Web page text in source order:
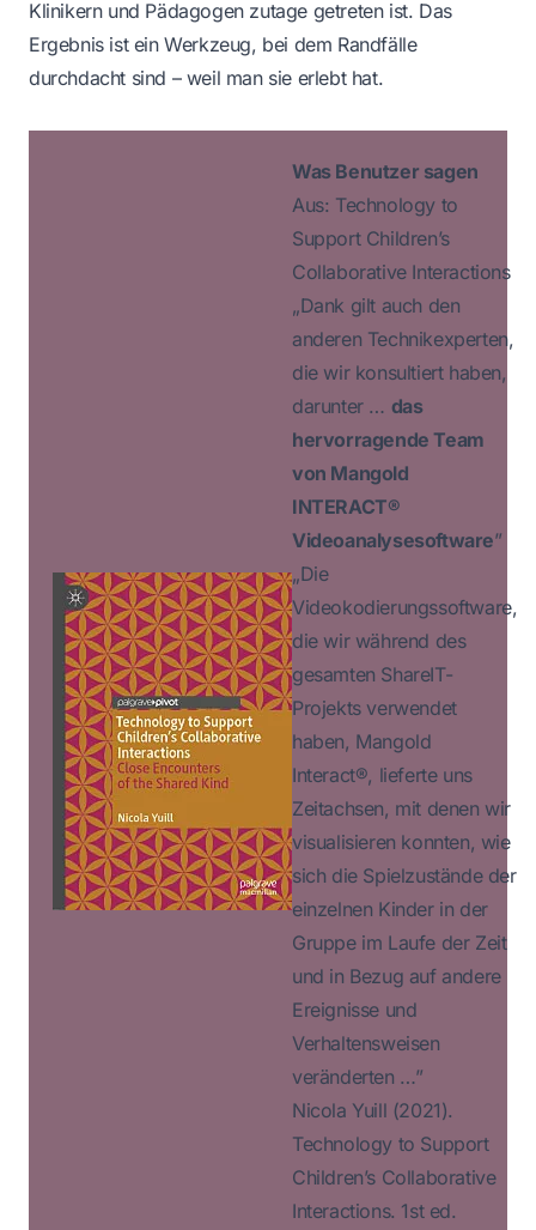
Klinikern und Pädagogen zutage getreten ist. Das
Ergebnis ist ein Werkzeug, bei dem Randfälle
durchdacht sind – weil man sie erlebt hat.
Was Benutzer sagen
Aus: Technology to
Support Children’s
Collaborative Interactions
„Dank gilt auch den
anderen Technikexperten,
die wir konsultiert haben,
darunter … das
hervorragende Team
von Mangold
INTERACT®
Videoanalysesoftware”
„Die
Videokodierungssoftware,
die wir während des
gesamten ShareIT-
Projekts verwendet
haben, Mangold
Interact®, lieferte uns
Zeitachsen, mit denen wir
visualisieren konnten, wie
sich die Spielzustände der
einzelnen Kinder in der
Gruppe im Laufe der Zeit
und in Bezug auf andere
Ereignisse und
Verhaltensweisen
veränderten …”
Nicola Yuill (2021).
Technology to Support
Children’s Collaborative
Interactions. 1st ed.